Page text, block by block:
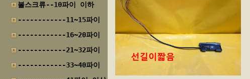
볼스크류--10파이 이하
------------11~15파이
------------16~20파이
------------21~32파이
------------33~40파이